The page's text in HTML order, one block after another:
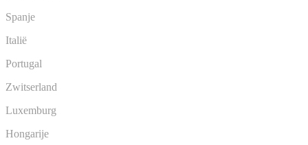
Spanje
Italië
Portugal
Zwitserland
Luxemburg
Hongarije